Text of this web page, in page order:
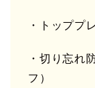
・トッププ
・切り忘れ
フ）